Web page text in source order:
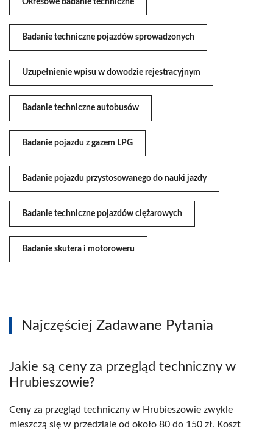
Okresowe badanie techniczne
Badanie techniczne pojazdów sprowadzonych
Uzupełnienie wpisu w dowodzie rejestracyjnym
Badanie techniczne autobusów
Badanie pojazdu z gazem LPG
Badanie pojazdu przystosowanego do nauki jazdy
Badanie techniczne pojazdów ciężarowych
Badanie skutera i motoroweru
Najczęściej Zadawane Pytania
Jakie są ceny za przegląd techniczny w
Hrubieszowie?
Ceny za przegląd techniczny w Hrubieszowie zwykle
mieszczą się w przedziale od około 80 do 150 zł. Koszt